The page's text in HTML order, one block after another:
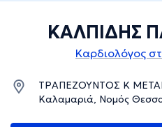
ΚΑΛΠΙΔΗΣ
Καρδιολόγος
ΤΡΑΠΕΖΟΥΝΤΟΣ Κ
Καλαμαριά, Νομός